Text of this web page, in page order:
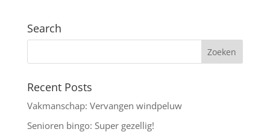
Search
Recent Posts
Vakmanschap: Vervangen windpeluw
Senioren bingo: Super gezellig!